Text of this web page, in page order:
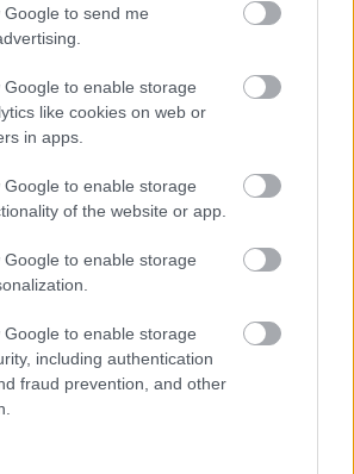
to send me
Google to enable storage
like cookies on web or
in apps.
Google to enable storage
of the website or app.
Google to enable storage
Google to enable storage
including authentication
fraud prevention, and other
Loading...